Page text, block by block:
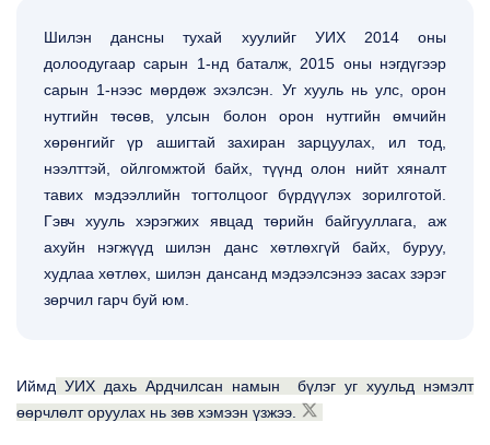
Шилэн дансны тухай хуулийг УИХ 2014 оны
долоодугаар сарын 1-нд баталж, 2015 оны нэгдүгээр
сарын 1-нээс мөрдөж эхэлсэн. Уг хууль нь улс, орон
нутгийн төсөв, улсын болон орон нутгийн өмчийн
хөрөнгийг үр ашигтай захиран зарцуулах, ил тод,
нээлттэй, ойлгомжтой байх, түүнд олон нийт хяналт
тавих мэдээллийн тогтолцоог бүрдүүлэх зорилготой.
Гэвч хууль хэрэгжих явцад төрийн байгууллага, аж
ахуйн нэгжүүд шилэн данс хөтлөхгүй байх, буруу,
худлаа хөтлөх, шилэн дансанд мэдээлсэнээ засах зэрэг
зөрчил гарч буй юм.
Иймд УИХ дахь Ардчилсан намын бүлэг уг хуульд нэмэлт
өөрчлөлт оруулах нь зөв хэмээн үзжээ.